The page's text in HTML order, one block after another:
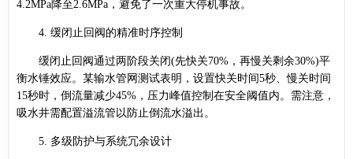
4.2MPa降至2.6MPa，避免了一次重大停机事故。
4. 缓闭止回阀的精准时序控制
缓闭止回阀通过两阶段关闭(先快关70%，再慢关剩余30%)平
衡水锤效应。某输水管网测试表明，设置快关时间5秒、慢关时间
15秒时，倒流量减少45%，压力峰值控制在安全阈值内。需注意，
吸水井需配置溢流管以防止倒流水溢出。
5. 多级防护与系统冗余设计